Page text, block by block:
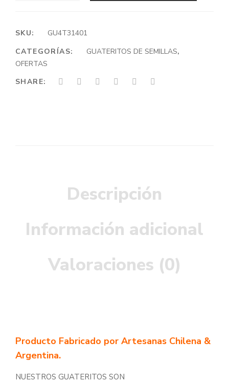
SKU:
GU4T31401
CATEGORÍAS:
GUATERITOS DE SEMILLAS,
OFERTAS
SHARE:
Descripción
Información adicional
Valoraciones (0)
Producto Fabricado por Artesanas Chilena &
Argentina.
NUESTROS GUATERITOS SON